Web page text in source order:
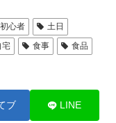
初心者
土日
宅 食事 食品
ブ LINE